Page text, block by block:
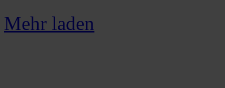
Mehr laden